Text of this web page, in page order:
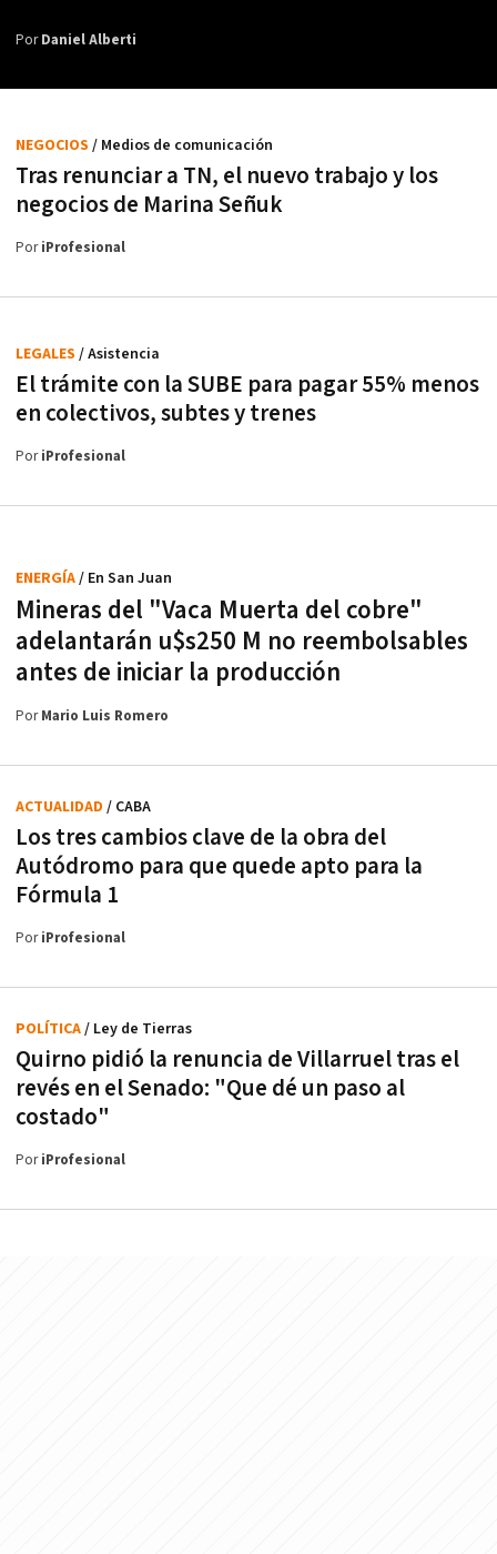
PorDaniel Alberti
Tras renunciar a TN, el nuevo trabajo y los
negocios de Marina Señuk
NEGOCIOS / Medios de comunicación
PoriProfesional
El trámite con la SUBE para pagar 55% menos
en colectivos, subtes y trenes
LEGALES / Asistencia
PoriProfesional
Mineras del "Vaca Muerta del cobre"
adelantarán u$s250 M no reembolsables
antes de iniciar la producción
ENERGÍA/ En San Juan
PorMario Luis Romero
Los tres cambios clave de la obra del
Autódromo para que quede apto para la
Fórmula 1
ACTUALIDAD / CABA
PoriProfesional
Quirno pidió la renuncia de Villarruel tras el
revés en el Senado: "Que dé un paso al
costado"
POLÍTICA/ Ley de Tierras
PoriProfesional